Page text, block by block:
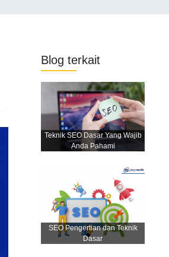
Blog terkait
Teknik SEO Dasar Yang Wajib
Anda Pahami
SEO Pengertian dan Teknik
Dasar